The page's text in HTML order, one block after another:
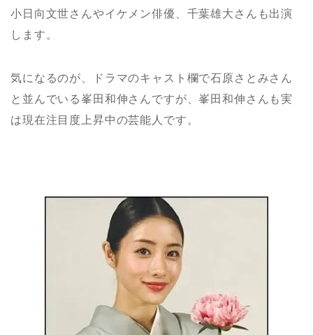
小日向文世さんやイケメン俳優、千葉雄大さんも出演
します。
気になるのが、ドラマのキャスト欄で石原さとみさん
と並んでいる峯田和伸さんですが、峯田和伸さんも実
は現在注目度上昇中の芸能人です。